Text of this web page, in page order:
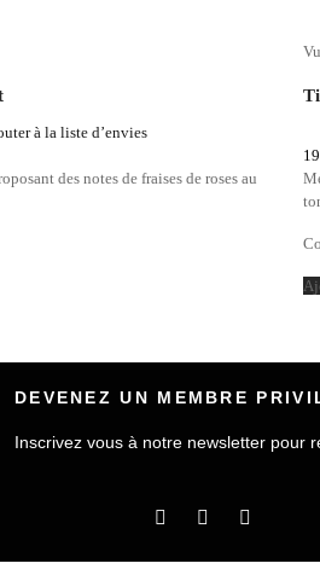
à la liste d’envies
des notes de fraises de roses au
DEVENEZ UN MEMBRE
Inscrivez vous à notre newsletter pour